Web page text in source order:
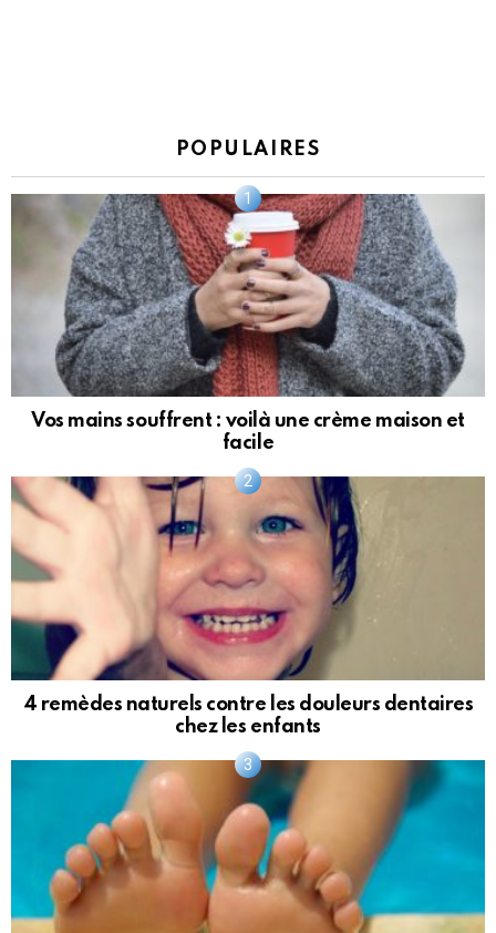
POPULAIRES
Vos mains souffrent : voilà une crème maison et
facile
4 remèdes naturels contre les douleurs dentaires
chez les enfants